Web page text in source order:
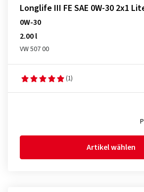
Longlife III FE SAE 0W-30 2x1
0W-30
2.00 l
VW 507 00
(1)
Artikel wählen